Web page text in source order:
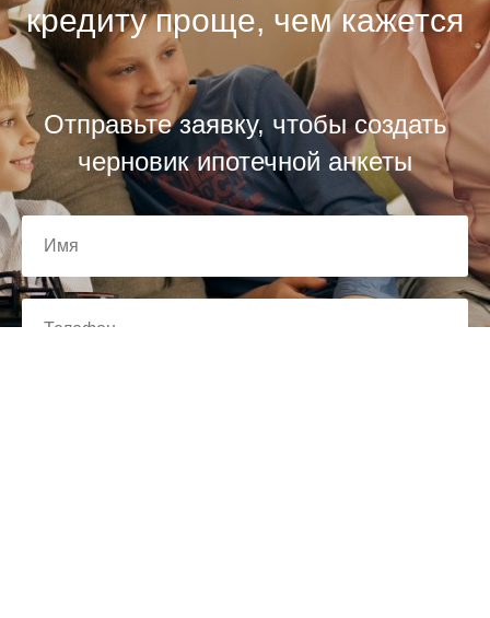
кредиту проще, чем кажется
Отправьте заявку, чтобы создать
черновик ипотечной анкеты